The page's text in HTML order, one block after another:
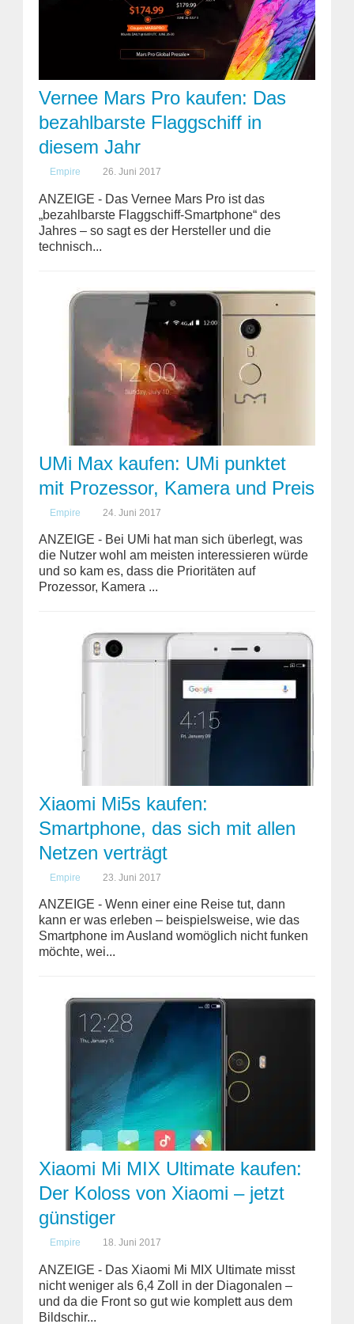
Vernee Mars Pro kaufen: Das
bezahlbarste Flaggschiff in
diesem Jahr
Empire 26. Juni 2017
ANZEIGE - Das Vernee Mars Pro ist das
„bezahlbarste Flaggschiff-Smartphone“ des
Jahres – so sagt es der Hersteller und die
technisch...
UMi Max kaufen: UMi punktet
mit Prozessor, Kamera und Preis
Empire 24. Juni 2017
ANZEIGE - Bei UMi hat man sich überlegt, was
die Nutzer wohl am meisten interessieren würde
und so kam es, dass die Prioritäten auf
Prozessor, Kamera ...
Xiaomi Mi5s kaufen:
Smartphone, das sich mit allen
Netzen verträgt
Empire 23. Juni 2017
ANZEIGE - Wenn einer eine Reise tut, dann
kann er was erleben – beispielsweise, wie das
Smartphone im Ausland womöglich nicht funken
möchte, wei...
Xiaomi Mi MIX Ultimate kaufen:
Der Koloss von Xiaomi – jetzt
günstiger
Empire 18. Juni 2017
ANZEIGE - Das Xiaomi Mi MIX Ultimate misst
nicht weniger als 6,4 Zoll in der Diagonalen –
und da die Front so gut wie komplett aus dem
Bildschir...